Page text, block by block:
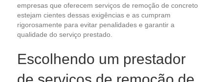
empresas que oferecem serviços de remoção de concreto
estejam cientes dessas exigências e as cumpram
rigorosamente para evitar penalidades e garantir a
qualidade do serviço prestado.
Escolhendo um prestador